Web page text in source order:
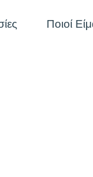
Ποιοί